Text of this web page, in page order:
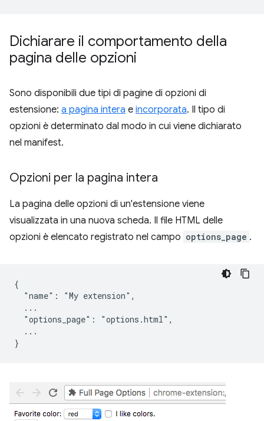
Dichiarare il comportamento della
pagina delle opzioni
Sono disponibili due tipi di pagine di opzioni di
estensione: a pagina intera e incorporata. Il tipo di
opzioni è determinato dal modo in cui viene dichiarato
nel manifest.
Opzioni per la pagina intera
La pagina delle opzioni di un'estensione viene
visualizzata in una nuova scheda. Il file HTML delle
opzioni è elencato registrato nel campo options_page .
{
  "name": "My extension",
  ...
  "options_page": "options.html",
  ...